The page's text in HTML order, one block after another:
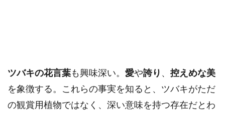
ツバキの花言葉も興味深い。 愛や誇り 、 控えめな美
を象徴する。これらの事実を知ると、ツバキがただ
の観賞用植物ではなく、深い意味を持つ存在だとわ